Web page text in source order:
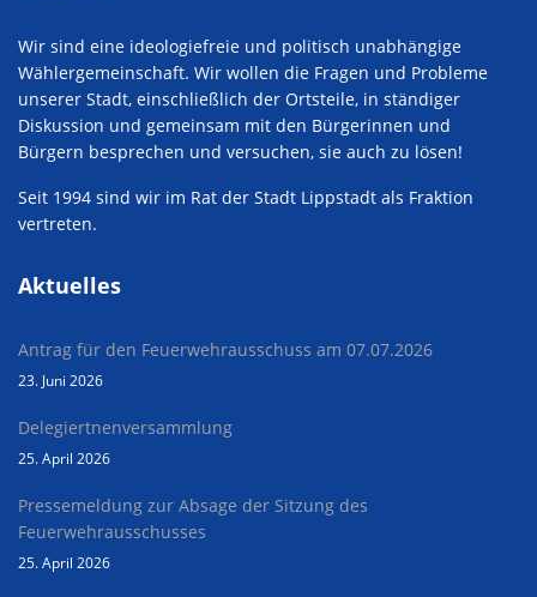
Wir sind eine ideologiefreie und politisch unabhängige
Wählergemeinschaft. Wir wollen die Fragen und Probleme
unserer Stadt, einschließlich der Ortsteile, in ständiger
Diskussion und gemeinsam mit den Bürgerinnen und
Bürgern besprechen und versuchen, sie auch zu lösen!
Seit 1994 sind wir im Rat der Stadt Lippstadt als Fraktion
vertreten.
Aktuelles
Antrag für den Feuerwehrausschuss am 07.07.2026
23. Juni 2026
Delegiertnenversammlung
25. April 2026
Pressemeldung zur Absage der Sitzung des
Feuerwehrausschusses
25. April 2026